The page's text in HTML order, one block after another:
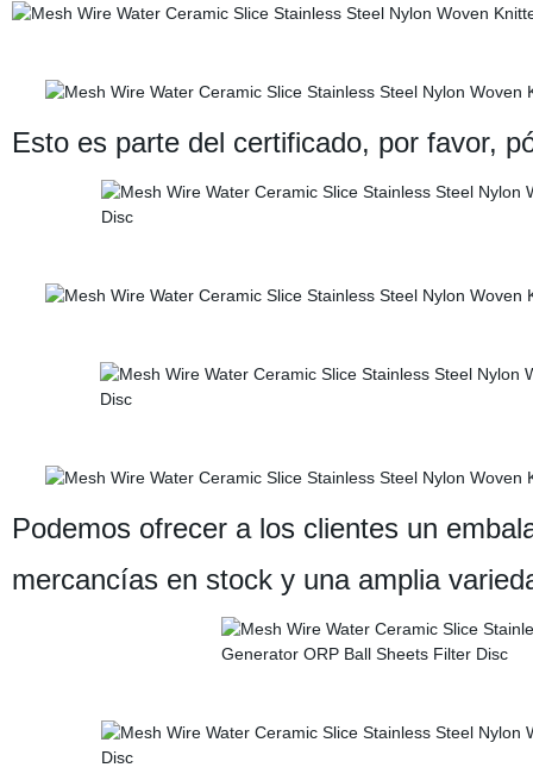
Esto es parte del certificado, por favor,
Podemos ofrecer a los clientes un
mercancías en stock y una amplia